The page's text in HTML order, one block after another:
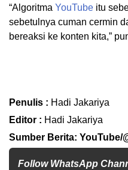
“Algoritma YouTube itu
sebetulnya cuman cermin
bereaksi ke konten kita,”
Penulis : Hadi Jakariya
Editor : Hadi Jakariya
Sumber Berita:
Follow WhatsApp